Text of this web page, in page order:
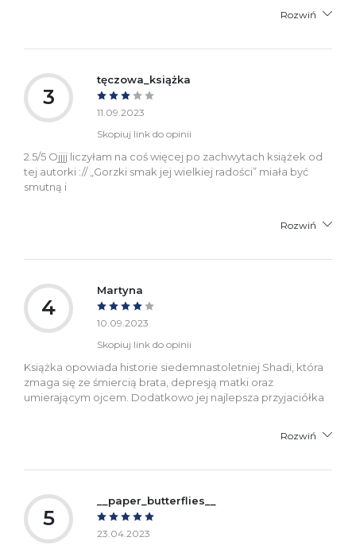
Rozwiń
3
tęczowa_książka
11.09.2023
Skopiuj link do opinii
2.5/5 Ojjjj liczyłam na coś więcej po zachwytach książek od
tej autorki :// „Gorzki smak jej wielkiej radości” miała być
smutną i
Rozwiń
4
Martyna
10.09.2023
Skopiuj link do opinii
Książka opowiada historie siedemnastoletniej Shadi, która
zmaga się ze śmiercią brata, depresją matki oraz
umierającym ojcem. Dodatkowo jej najlepsza przyjaciółka
Rozwiń
5
__paper_butterflies__
23.04.2023